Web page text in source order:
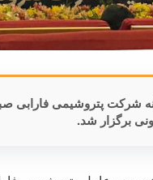
برگزار شد.